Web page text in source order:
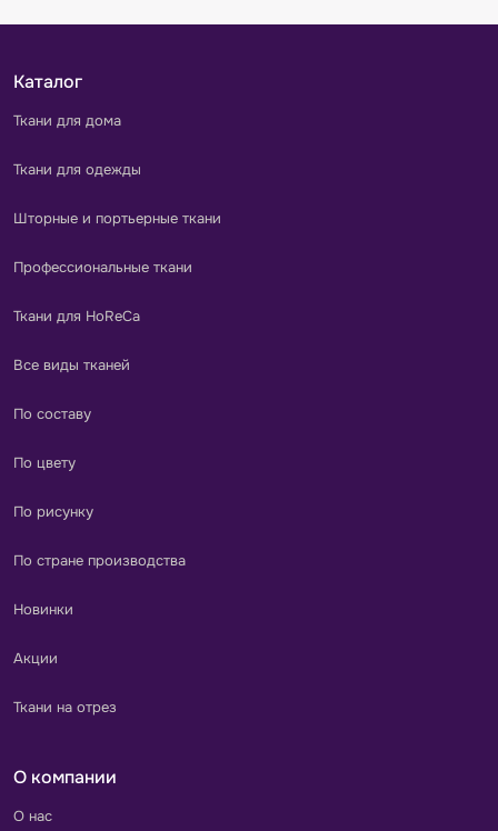
Каталог
Ткани для дома
Ткани для одежды
Шторные и портьерные ткани
Профессиональные ткани
Ткани для HoReCa
Все виды тканей
По составу
По цвету
По рисунку
По стране производства
Новинки
Акции
Ткани на отрез
О компании
О нас